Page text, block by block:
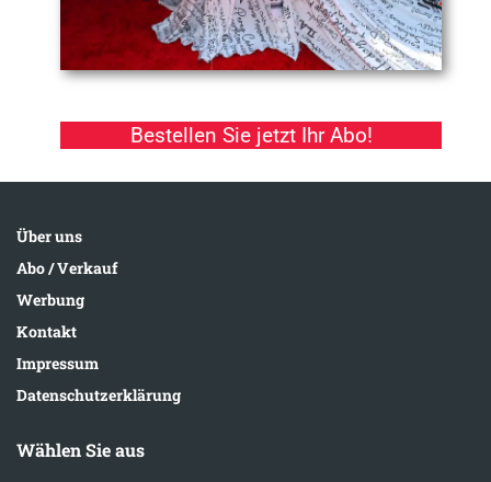
Bestellen Sie jetzt Ihr Abo!
Über uns
Abo / Verkauf
Werbung
Kontakt
Impressum
Datenschutzerklärung
Wählen Sie aus